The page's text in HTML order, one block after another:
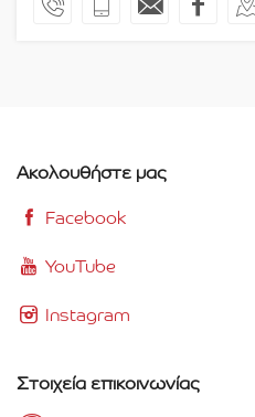
Ακολουθήστε μας
Facebook
YouTube
Instagram
Στοιχεία επικοινωνίας